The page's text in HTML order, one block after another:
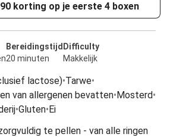
korting op je eerste 4 boxen
Bereidingstijd
20 minuten
Difficulty
Makkelijk
lactose)•Tarwe•
van allergenen bevatten•Mosterd•
•Gluten•Ei
te pellen - van alle ringen